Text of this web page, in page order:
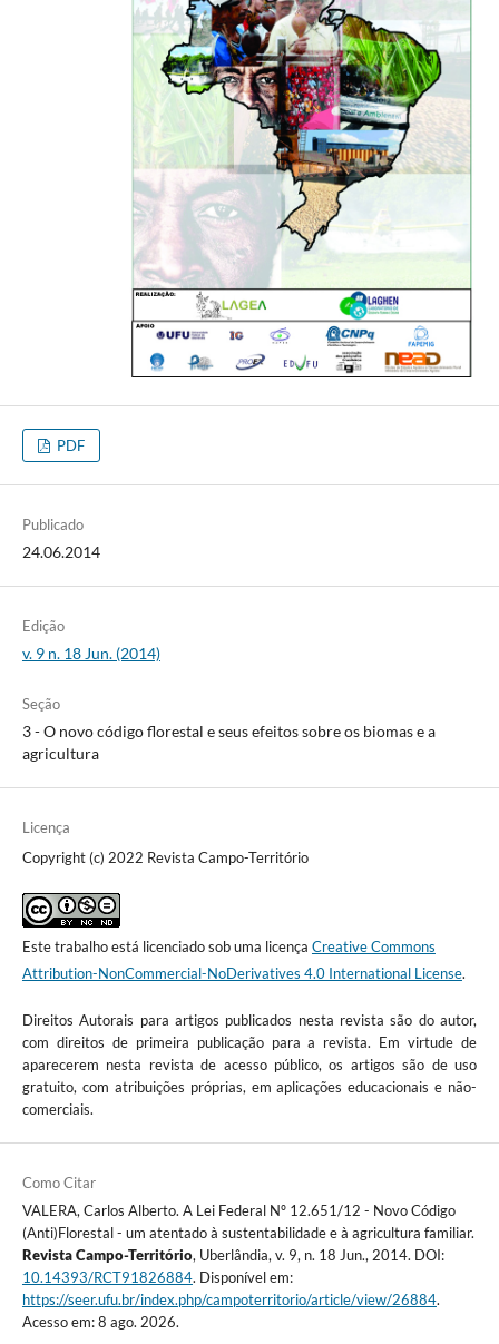
PDF
Publicado
24.06.2014
Edição
v. 9 n. 18 Jun. (2014)
Seção
3 - O novo código florestal e seus efeitos sobre os biomas e a
agricultura
Licença
Copyright (c) 2022 Revista Campo-Território
Este trabalho está licenciado sob uma licença Creative Commons
Attribution-NonCommercial-NoDerivatives 4.0 International License.
Direitos Autorais para artigos publicados nesta revista são do autor,
com direitos de primeira publicação para a revista. Em virtude de
aparecerem nesta revista de acesso público, os artigos são de uso
gratuito, com atribuições próprias, em aplicações educacionais e não-
comerciais.
Como Citar
VALERA, Carlos Alberto. A Lei Federal Nº 12.651/12 - Novo Código
(Anti)Florestal - um atentado à sustentabilidade e à agricultura familiar.
Revista Campo-Território, Uberlândia, v. 9, n. 18 Jun., 2014. DOI:
10.14393/RCT91826884. Disponível em:
https://seer.ufu.br/index.php/campoterritorio/article/view/26884.
Acesso em: 8 ago. 2026.